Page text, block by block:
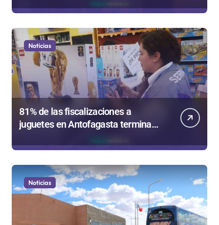
de Valparaíso
Noticias
81% de las fiscalizaciones a
juguetes en Antofagasta termina
en sumarios sanitarios
Noticias